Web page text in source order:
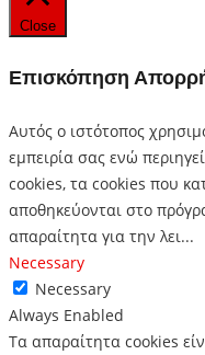
Close
Επισκόπηση
Αυτός ο ιστότοπος
εμπειρία σας ενώ
cookies, τα cookies που
αποθηκεύονται στο
απαραίτητα για την λει...
Necessary
Necessary
Always Enabled
Τα απαραίτητα cookies